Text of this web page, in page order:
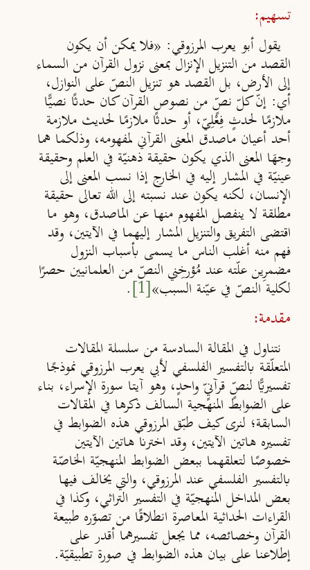
تسهيم:
يقول أبو يعرب المرزوقي: «فلا يمكن أن يكون
القصد من التنزيل الإنزال بمعنى نزول القرآن من السماء
إلى الأرض، بل القصد هو تنزيل النصّ على النوازل،
أي: إنّ كلّ نصٍّ من نصوص القرآن كان حدثًا نصيًّا
ملازمًا لحدثٍ فِعْلِيّ، أو حدثًا ملازمًا لحديث ملازمة
أحد أعيان ماصدق المعنى القرآني لمفهومه، وذلكما هما
وجهَا المعنى الذي يكون حقيقة ذهنيّة في العلم وحقيقة
عينيّة في المشار إليه في الخارج إذا نسب المعنى إلى
الإنسان، لكنه يكون عند نسبته إلى الله تعالى حقيقة
مطلقة لا ينفصل المفهوم منها عن الماصدق، وهو ما
اقتضى التفريق والتنزيل المشار إليهما في الآيتين، وقد
فهم منه أغلب الناس ما يسمى بأسباب النزول
مضمرِين علّته عند مُؤرخِني النصّ من العلمانيين حصرًا
لكلية النصّ في عيّنة السبب»[1]
.
مقدمة:
نتناول في المقالة السادسة من سلسلة المقالات
المتعلّقة بالتفسير الفلسفي لأبي يعرب المرزوقي نموذجًا
تفسيريًّا لنصٍّ قرآنيٍّ واحدٍ، وهو آيتا سورة الإسراء، بناء
على الضوابط المنهجية السالف ذكرها في المقالات
السابقة؛ لنرى كيف طبّق المرزوقي هذه الضوابط في
تفسيره هاتين الآيتين، وقد اخترنا هاتين الآيتين
خصوصًا لتعلقهما ببعض الضوابط المنهجيّة الخاصّة
بالتفسير الفلسفي عند المرزوقي، والتي يخالف فيها
بعض المداخل المنهجيّة في التفسير التراثي، وكذا في
القراءات الحداثية المعاصرة انطلاقًا من تصوّره طبيعة
القرآن وخصائصه، مما يجعل تفسيرهما أقدر على
إطلاعنا على بيان هذه الضوابط في صورة تطبيقيّة.